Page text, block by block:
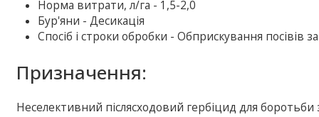
Норма витрати, л/га - 1,5-2,0
Бур'яни - Десикація
Спосіб і строки обробки - Обприскування посівів
Призначення:
Неселективний післясходовий гербіцид для